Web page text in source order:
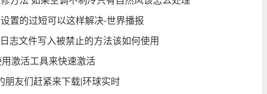
置的过短可以这样解决-世界播报
志文件写入被禁止的方法该如何使用
激活工具来快速激活
友们赶紧来下载|环球实时